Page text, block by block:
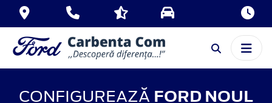
CONFIGUREAZĂ FORD NOUL